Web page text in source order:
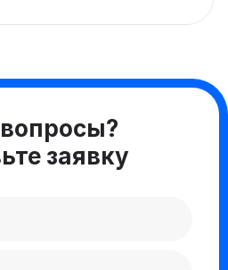
заявку